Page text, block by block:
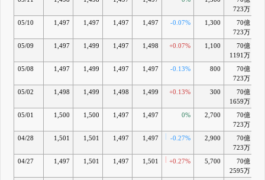
723万
05/10
1,497 1,497 1,497 1,497 -0.07% 1,300
70億
723万
05/09
1,497 1,499 1,497 1,498 +0.07% 1,100
70億
1191万
05/08 1,497 1,499 1,497 1,497 -0.13% 800
70億
723万
05/02
1,498 1,499 1,498 1,499 +0.13% 300
70億
1659万
05/01 1,500 1,500 1,497 1,497 0% 2,700
70億
723万
04/28
1,501 1,501 1,497 1,497 -0.27% 2,900
70億
723万
04/27
1,497 1,501 1,497 1,501 +0.27% 5,700
70億
2595万